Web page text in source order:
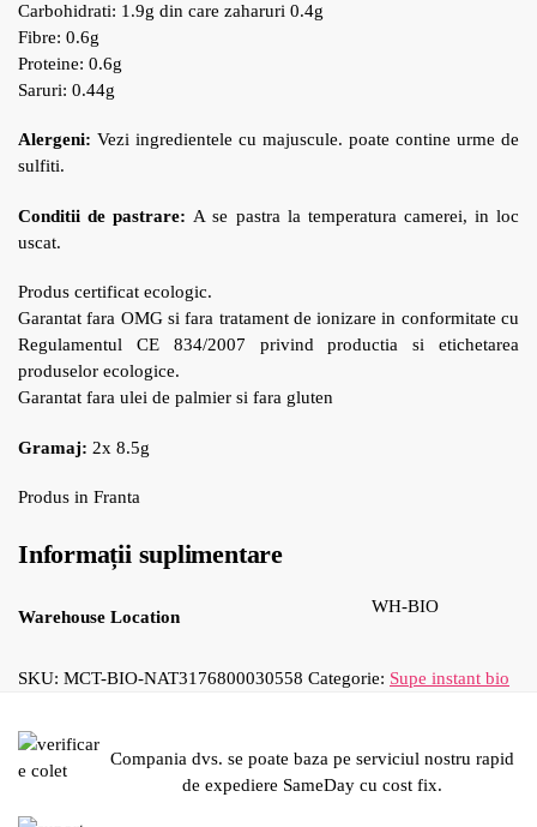
Carbohidrati: 1.9g din care zaharuri 0.4g
Fibre: 0.6g
Proteine: 0.6g
Saruri: 0.44g
Alergeni: Vezi ingredientele cu majuscule. poate contine urme de
sulfiti.
Conditii de pastrare: A se pastra la temperatura camerei, in loc
uscat.
Produs certificat ecologic.
Garantat fara OMG si fara tratament de ionizare in conformitate cu
Regulamentul CE 834/2007 privind productia si etichetarea
produselor ecologice.
Garantat fara ulei de palmier si fara gluten
Gramaj: 2x 8.5g
Produs in Franta
Informații suplimentare
Warehouse Location
WH-BIO
SKU: MCT-BIO-NAT3176800030558 Categorie: Supe instant bio
Compania dvs. se poate baza pe serviciul nostru rapid
de expediere SameDay cu cost fix.